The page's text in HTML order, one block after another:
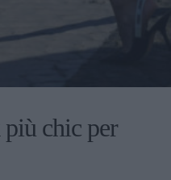
chic per